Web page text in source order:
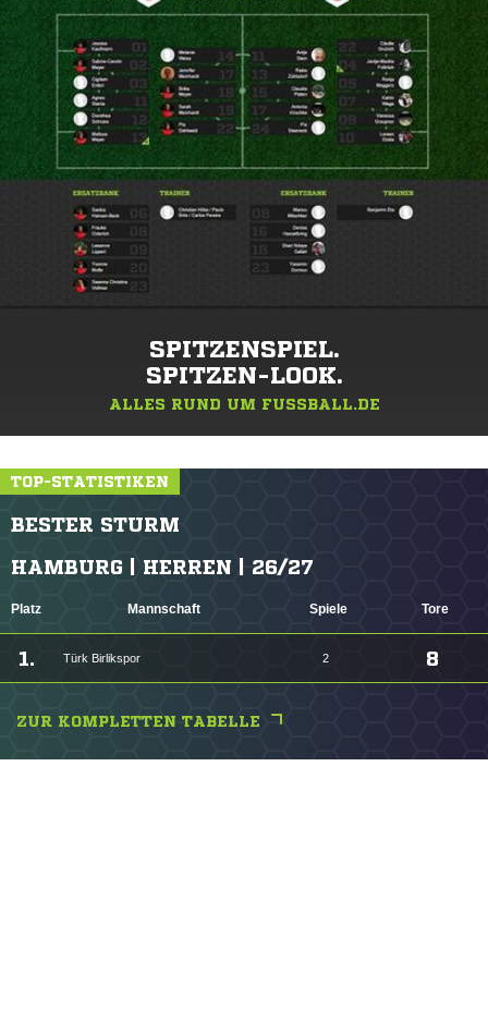
SPITZENSPIEL.
SPITZEN-LOOK.
ALLES RUND UM FUSSBALL.DE
TOP-STATISTIKEN
BESTER STURM
HAMBURG | HERREN | 26/27
Platz Mannschaft Spiele Tore
1. Türk Birlikspor 2 8
ZUR KOMPLETTEN TABELLE